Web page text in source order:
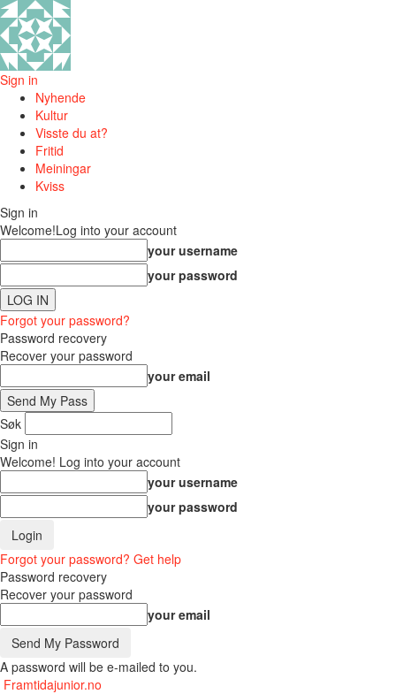
Sign in
Nyhende
Kultur
Visste du at?
Fritid
Meiningar
Kviss
Sign in
Welcome!Log into your account
your username
your password
Forgot your password?
Password recovery
Recover your password
your email
Søk
Sign in
Welcome! Log into your account
your username
your password
Forgot your password? Get help
Password recovery
Recover your password
your email
A password will be e-mailed to you.
Framtidajunior.no